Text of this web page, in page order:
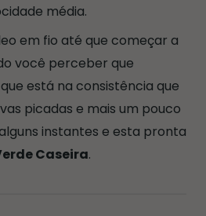
média.
em fio até que começar a
você perceber que
está na consistência que
picadas e mais um pouco
instantes e esta pronta
Caseira.